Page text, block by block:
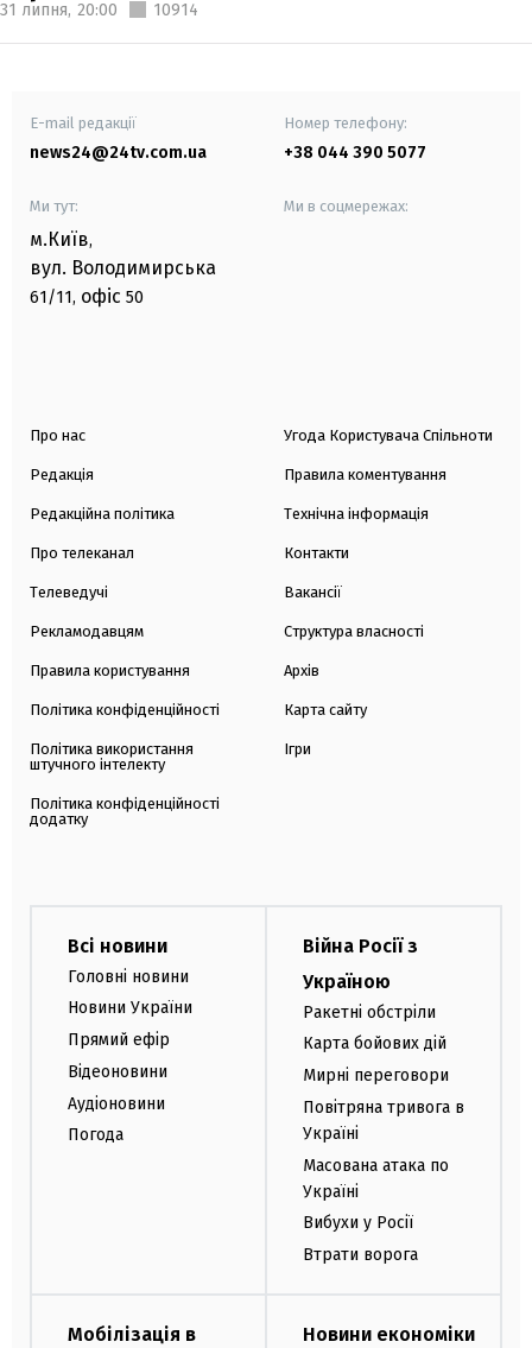
31 липня, 20:00 10914
E-mail редакції
news24@24tv.com.ua
Номер телефону:
+38 044 390 5077
Ми тут:
м.Київ,
вул. Володимирська
61/11, офіс 50
Ми в соцмережах:
Про нас
Редакція
Редакційна політика
Про телеканал
Телеведучі
Рекламодавцям
Правила користування
Політика конфіденційності
Політика використання
штучного інтелекту
Політика конфіденційності
додатку
Угода Користувача Спільноти
Правила коментування
Технічна інформація
Контакти
Вакансії
Структура власності
Архів
Карта сайту
Ігри
Всі новини
Головні новини
Новини України
Прямий ефір
Відеоновини
Аудіоновини
Погода
Війна Росії з
Україною
Ракетні обстріли
Карта бойових дій
Мирні переговори
Повітряна тривога в
Україні
Масована атака по
Україні
Вибухи у Росії
Втрати ворога
Мобілізація в
Новини економіки